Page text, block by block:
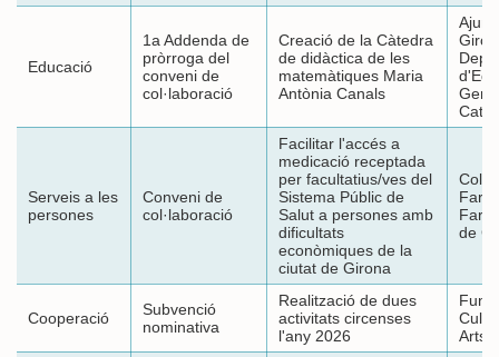
Educació
1a Addenda de
pròrroga del
conveni de
col·laboració
Creació de la Càtedra
de didàctica de les
matemàtiques Maria
Antònia Canals
Serveis a les
persones
Conveni de
col·laboració
Facilitar l'accés a
medicació receptada
per facultatius/ves del
Sistema Públic de
Salut a persones amb
dificultats
econòmiques de la
ciutat de Girona
de
Cooperació
Subvenció
nominativa
Realització de dues
activitats circenses
l'any 2026
Arts